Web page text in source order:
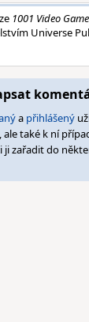
1001 Video
Universe
a přihlášený
také k ní
zařadit do